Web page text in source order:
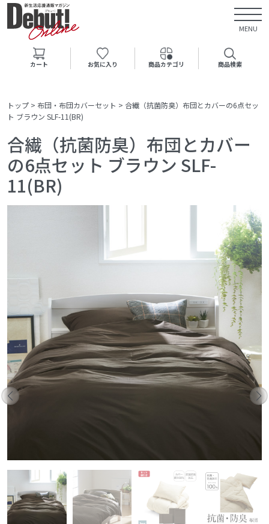
MENU
カート お気に入り 商品カテゴリ 商品検索
トップ > 布団・布団カバーセット > 合繊（抗菌防臭）布団とカバーの6点セッ
ト ブラウン SLF-11(BR)
合繊（抗菌防臭）布団とカバー
の6点セット ブラウン SLF-
11(BR)